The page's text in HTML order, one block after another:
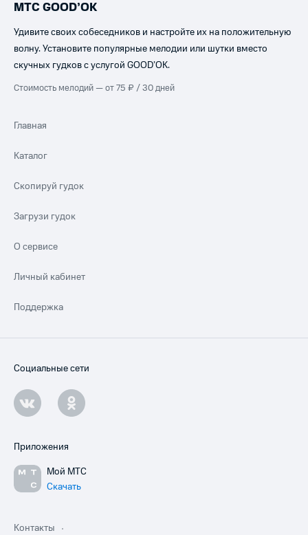
МТС GOOD’OK
Удивите своих собеседников и настройте их на положительную
волну. Установите популярные мелодии или шутки вместо
скучных гудков с услугой GOOD’OK.
Стоимость мелодий — от 75 ₽ / 30 дней
Главная
Каталог
Скопируй гудок
Загрузи гудок
О сервисе
Личный кабинет
Поддержка
Социальные сети
Приложения
Мой МТС
Скачать
Контакты